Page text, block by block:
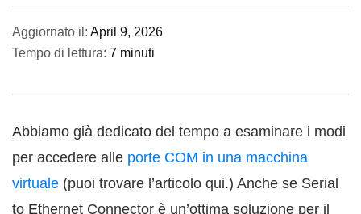
Aggiornato il: April 9, 2026
Tempo di lettura: 7 minuti
Abbiamo già dedicato del tempo a esaminare i modi
per accedere alle porte COM in una macchina
virtuale (puoi trovare l’articolo qui.) Anche se Serial
to Ethernet Connector è un’ottima soluzione per il